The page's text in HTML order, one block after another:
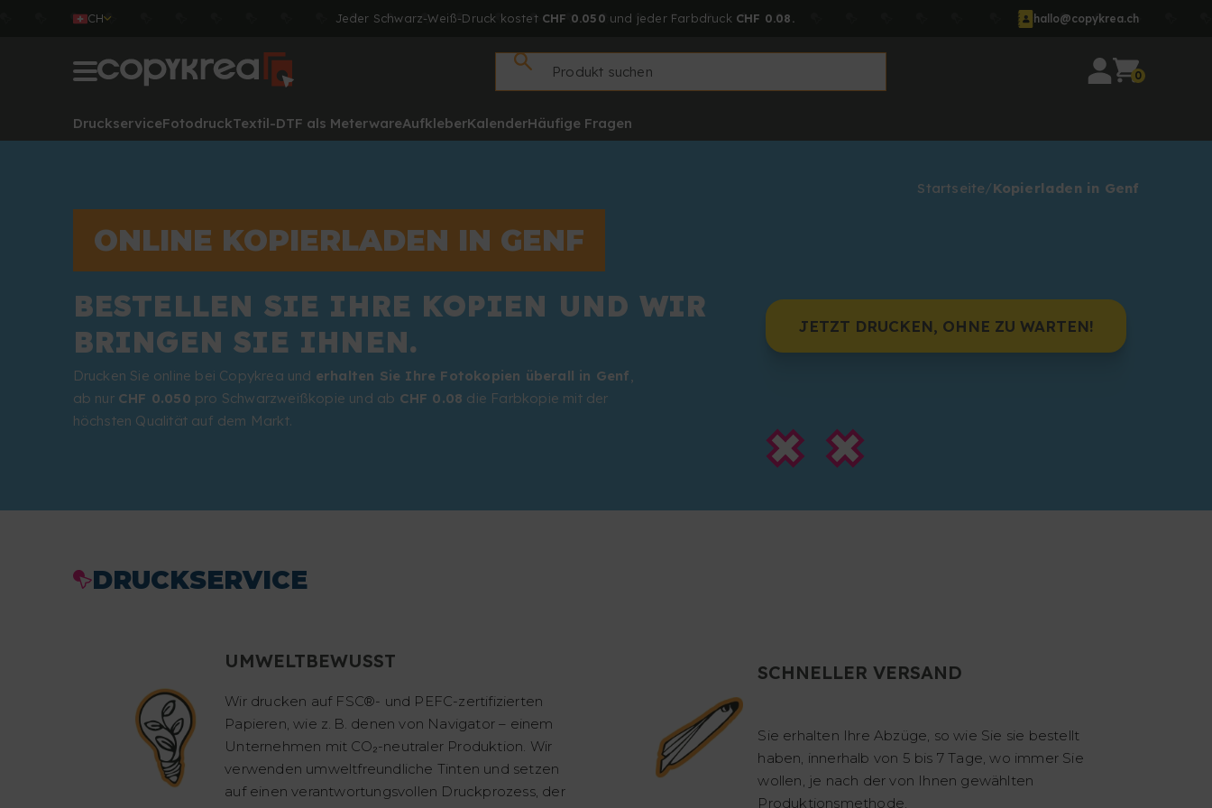
CH Jeder Schwarz-Weiß-Druck kostet CHF 0.050 und jeder Farbdruck CHF 0.08. hallo@copykrea.ch
0
DruckserviceFotodruckTextil-DTF als MeterwareAufkleberKalenderHäufige Fragen
Startseite Kopierladen in Genf
ONLINE KOPIERLADEN IN GENF
BESTELLEN SIE IHRE KOPIEN UND WIR
BRINGEN SIE IHNEN.
Drucken Sie online bei Copykrea und erhalten Sie Ihre Fotokopien überall in Genf
ab nur CHF 0.050 pro Schwarzweißkopie und ab CHF 0.08 die Farbkopie mit der
höchsten Qualität auf dem Markt.
JETZT DRUCKEN, OHNE ZU WARTEN!
DRUCKSERVICE
UMWELTBEWUSST
Wir drucken auf FSC®- und PEFC-zertifizierten
Papieren, wie z. B. denen von Navigator – einem
Unternehmen mit CO₂-neutraler Produktion. Wir
verwenden umweltfreundliche Tinten und setzen
auf einen verantwortungsvollen Druckprozess, der
SCHNELLER VERSAND
Sie erhalten Ihre Abzüge, so wie Sie sie bestellt
haben, innerhalb von 5 bis 7 Tage, wo immer Sie
wollen, je nach der von Ihnen gewählten
Produktionsmethode.